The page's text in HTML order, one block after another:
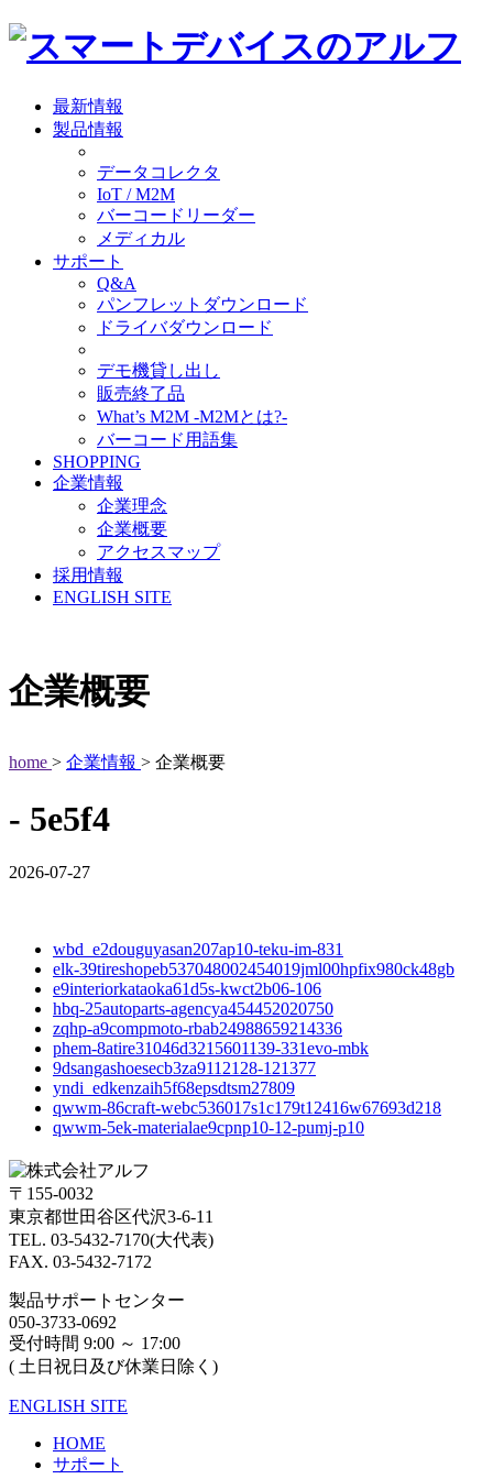
最新情報
製品情報
データコレクタ
IoT / M2M
バーコードリーダー
メディカル
サポート
Q&A
パンフレットダウンロード
ドライバダウンロード
デモ機貸し出し
販売終了品
What’s M2M -M2Mとは?-
バーコード用語集
SHOPPING
企業情報
企業理念
企業概要
アクセスマップ
採用情報
ENGLISH SITE
企業概要
home > 企業情報 > 企業概要
- 5e5f4
2026-07-27
wbd_e2douguyasan207ap10-teku-im-831
elk-39tireshopeb537048002454019jml00hpfix980ck48gb
e9interiorkataoka61d5s-kwct2b06-106
hbq-25autoparts-agencya454452020750
zqhp-a9compmoto-rbab24988659214336
phem-8atire31046d3215601139-331evo-mbk
9dsangashoesecb3za9112128-121377
yndi_edkenzaih5f68epsdtsm27809
qwwm-86craft-webc536017s1c179t12416w67693d218
qwwm-5ek-materialae9cpnp10-12-pumj-p10
〒155-0032
東京都世田谷区代沢3-6-11
TEL. 03-5432-7170(大代表)
FAX. 03-5432-7172
製品サポートセンター
050-3733-0692
受付時間 9:00 ～ 17:00
( 土日祝日及び休業日除く)
ENGLISH SITE
HOME
サポート